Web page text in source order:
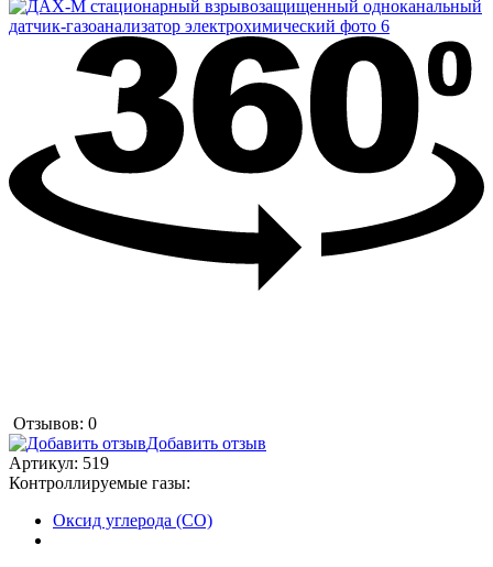
Отзывов: 0
Добавить отзыв
Артикул: 519
Контроллируемые газы:
Оксид углерода (CO)